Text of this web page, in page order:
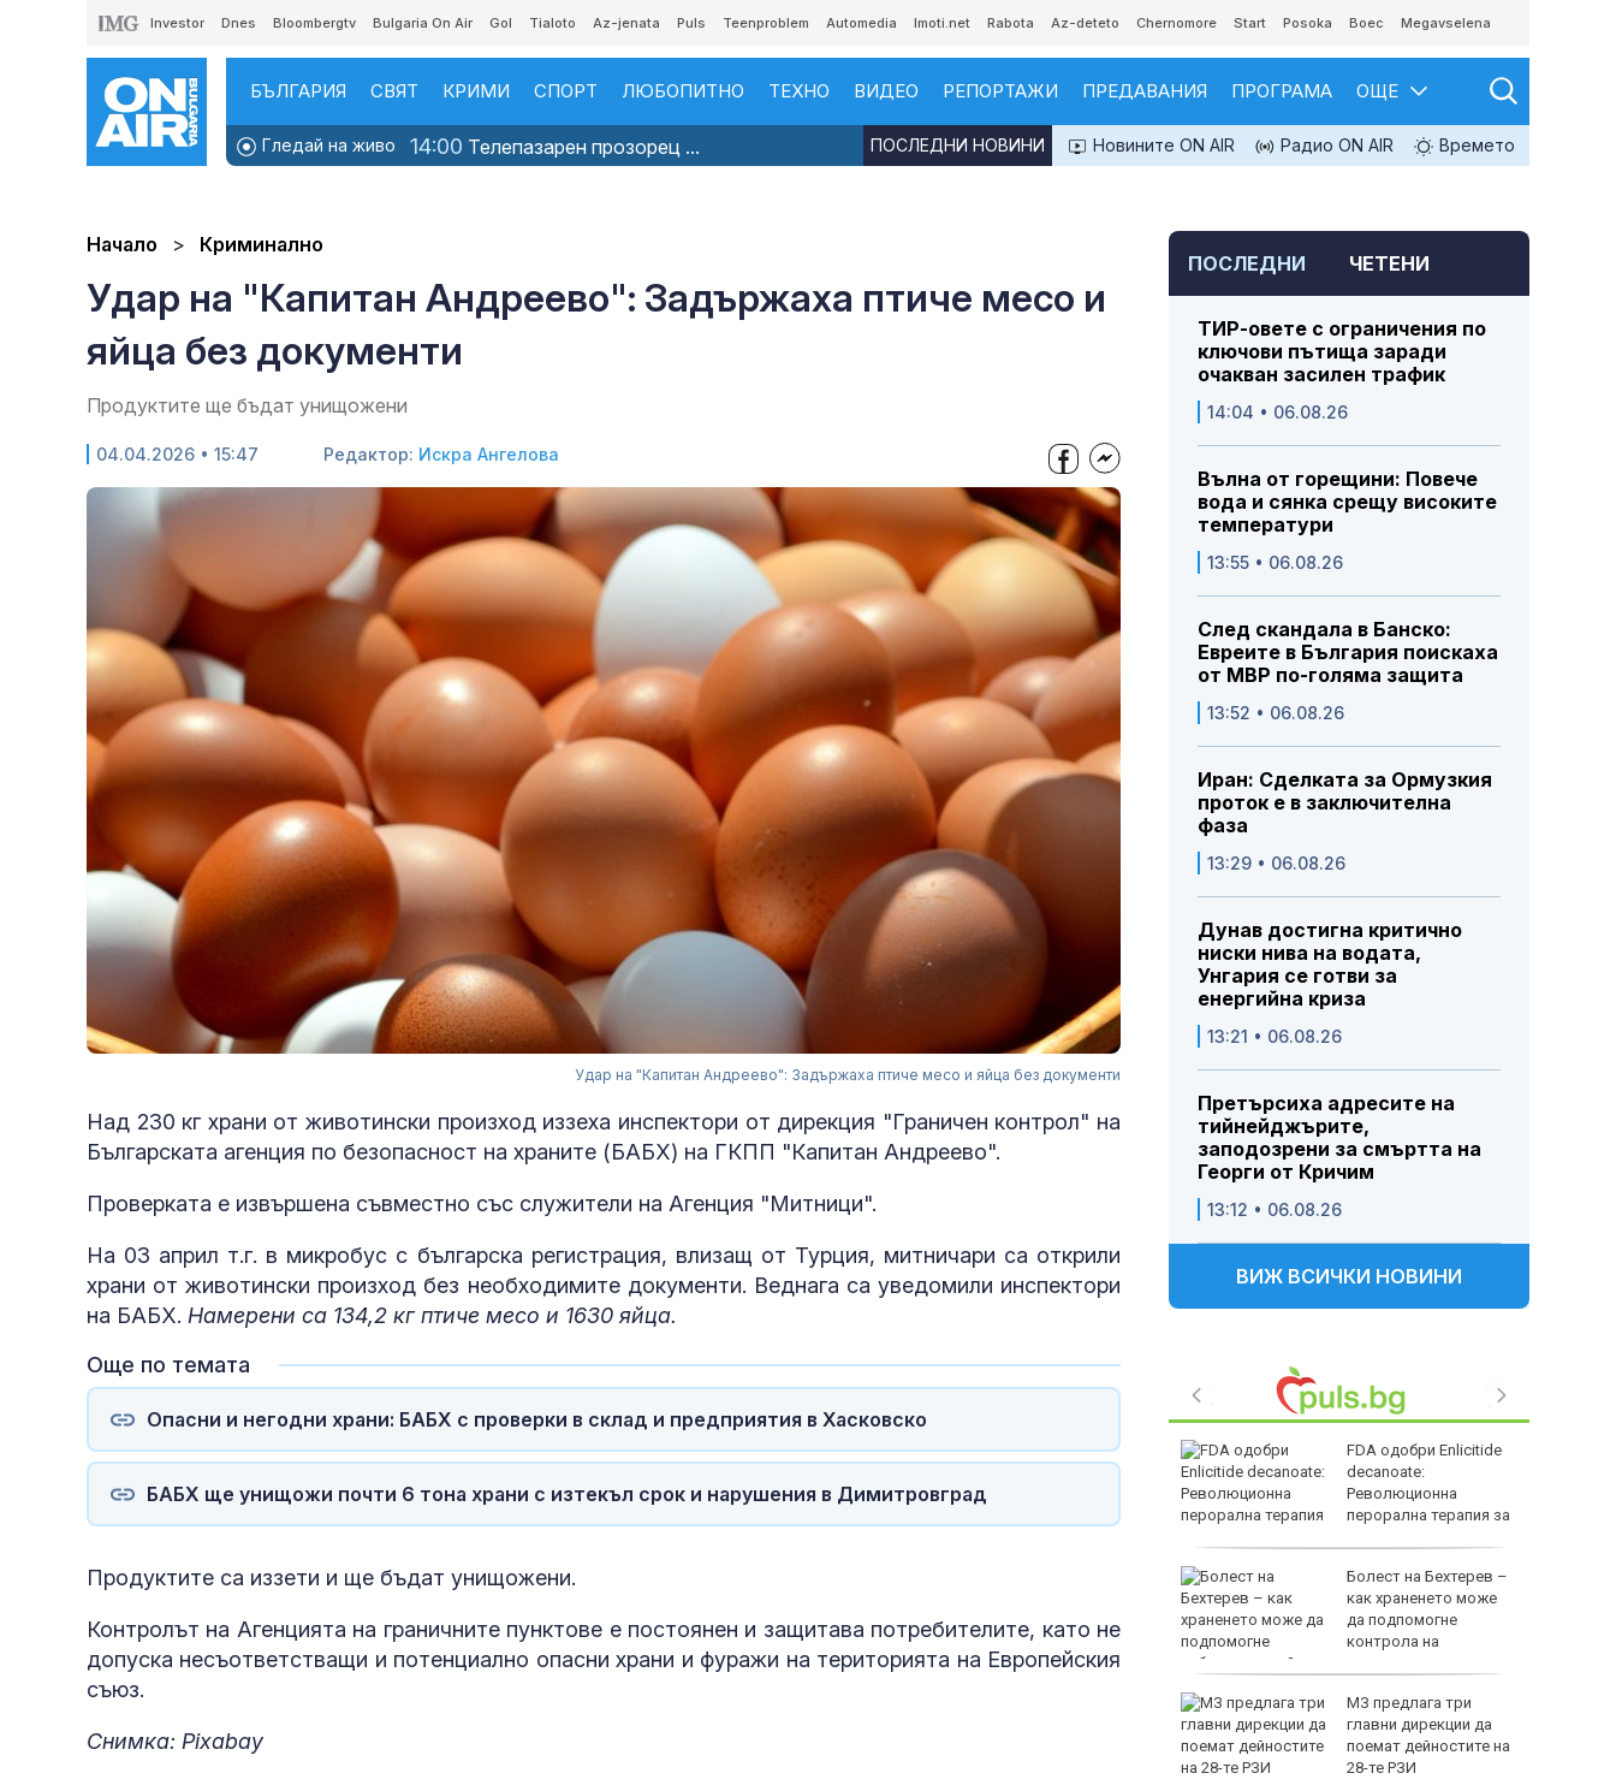
Investor Dnes Bloombergtv Bulgaria On Air Gol Tialoto Az-jenata Puls Teenproblem Automedia Imoti.net Rabota Az-deteto Chernomore Start Posoka Boec Megavselena
БЪЛГАРИЯ СВЯТ КРИМИ СПОРТ ЛЮБОПИТНО ТЕХНО ВИДЕО РЕПОРТАЖИ ПРЕДАВАНИЯ ПРОГРАМА ОЩЕ
Гледай на живо 14:00 Телепазарен прозорец ... Новините ON AIR Радио ON AIR Времето
ПОСЛЕДНИ НОВИНИ
Начало Криминално
Удар на "Капитан Андреево": Задържаха птиче месо и
яйца без документи
Продуктите ще бъдат унищожени
04.04.2026 • 15:47 Редактор: Искра Ангелова
Удар на "Капитан Андреево": Задържаха птиче месо и яйца без документи
Над 230 кг храни от животински произход иззеха инспектори от дирекция "Граничен контрол" на
Българската агенция по безопасност на храните (БАБХ) на ГКПП "Капитан Андреево".
Проверката е извършена съвместно със служители на Агенция "Митници".
На 03 април т.г. в микробус с българска регистрация, влизащ от Турция, митничари са открили
храни от животински произход без необходимите документи. Веднага са уведомили инспектори
на БАБХ. Намерени са 134,2 кг птиче месо и 1630 яйца.
Още по темата
Опасни и негодни храни: БАБХ с проверки в склад и предприятия в Хасковско
БАБХ ще унищожи почти 6 тона храни с изтекъл срок и нарушения в Димитровград
Продуктите са иззети и ще бъдат унищожени.
Контролът на Агенцията на граничните пунктове е постоянен и защитава потребителите, като не
допуска несъответстващи и потенциално опасни храни и фуражи на територията на Европейския
съюз.
Снимка: Pixabay
ПОСЛЕДНИ ЧЕТЕНИ
ТИР-овете с ограничения по
ключови пътища заради
очакван засилен трафик
14:04 • 06.08.26
Вълна от горещини: Повече
вода и сянка срещу високите
температури
13:55 • 06.08.26
След скандала в Банско:
Евреите в България поискаха
от МВР по-голяма защита
13:52 • 06.08.26
Иран: Сделката за Ормузкия
проток е в заключителна
фаза
13:29 • 06.08.26
Дунав достигна критично
ниски нива на водата,
Унгария се готви за
енергийна криза
13:21 • 06.08.26
Претърсиха адресите на
тийнейджърите,
заподозрени за смъртта на
Георги от Кричим
13:12 • 06.08.26
ВИЖ ВСИЧКИ НОВИНИ
“Галъп”: 42%
кабинета "Радев" след
FDA одобри Еnlicitide
decanoate:
Революционна
перорална терапия за
Болест на Бехтерев –
как храненето може
да подпомогне
контрола на
заболяването?
МЗ предлага три
главни дирекции да
поемат дейностите на
28-те РЗИ